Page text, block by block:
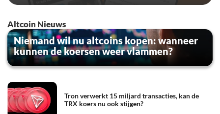
Altcoin Nieuws
Niemand wil nu altcoins kopen: wanneer
kunnen de koersen weer vlammen?
Tron verwerkt 15 miljard transacties, kan de
TRX koers nu ook stijgen?